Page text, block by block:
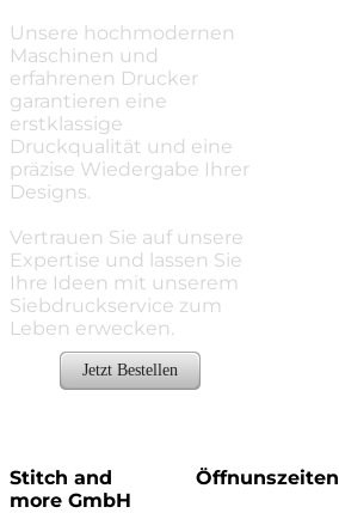
Unsere hochmodernen
Maschinen und
erfahrenen Drucker
garantieren eine
erstklassige
Druckqualität und eine
präzise Wiedergabe Ihrer
Designs.
​Vertrauen Sie auf unsere
Expertise und lassen Sie
Ihre Ideen mit unserem
Siebdruckservice zum
Leben erwecken.
Jetzt Bestellen
Stitch and
more GmbH
Öffnunszeiten